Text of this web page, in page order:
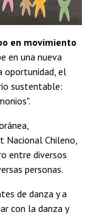
en movimiento
en una nueva
oportunidad, el
sustentable:
Chileno,
entre diversos
personas.
de danza y a
con la danza y